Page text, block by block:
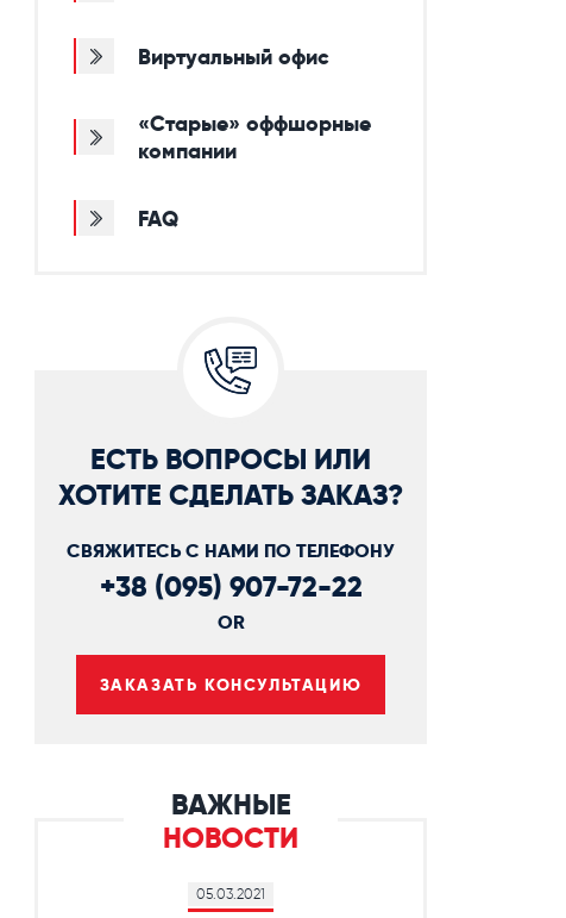
Виртуальный офис
«Старые» оффшорные
компании
FAQ
ЕСТЬ ВОПРОСЫ ИЛИ
ХОТИТЕ СДЕЛАТЬ ЗАКАЗ?
СВЯЖИТЕСЬ С НАМИ ПО ТЕЛЕФОНУ
+38 (095) 907-72-22
OR
ЗАКАЗАТЬ КОНСУЛЬТАЦИЮ
ВАЖНЫЕ
НОВОСТИ
05.03.2021